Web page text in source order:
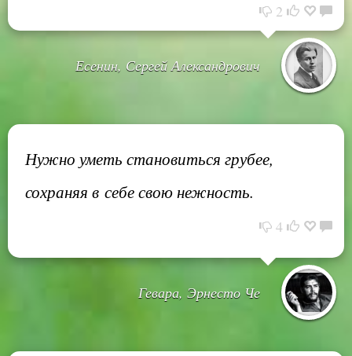
2
Есенин, Сергей Александрович
Нужно уметь становиться грубее,
сохраняя в себе свою нежность.
4
Гевара, Эрнесто Че